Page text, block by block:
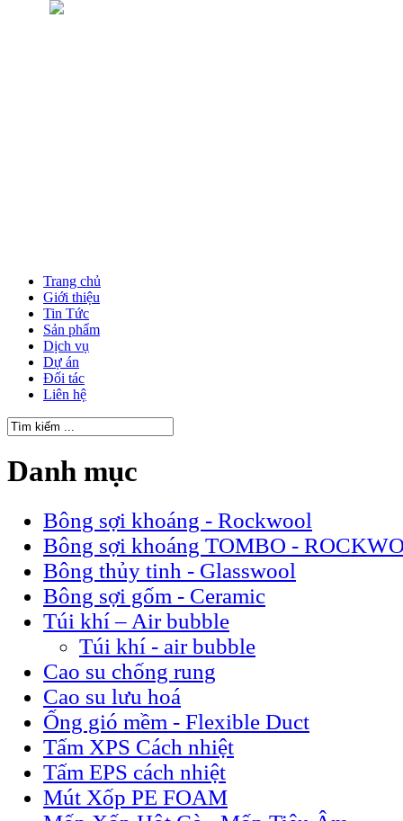
Trang chủ
Giới thiệu
Tin Tức
Sản phẩm
Dịch vụ
Dự án
Đối tác
Liên hệ
Danh mục
Bông sợi khoáng - Rockwool
Bông sợi khoáng TOMBO -
Bông thủy tinh - Glasswool
Bông sợi gốm - Ceramic
Túi khí – Air bubble
Túi khí - air bubble
Cao su chống rung
Cao su lưu hoá
Ống gió mềm - Flexible Duct
Tấm XPS Cách nhiệt
Tấm EPS cách nhiệt
Mút Xốp PE FOAM